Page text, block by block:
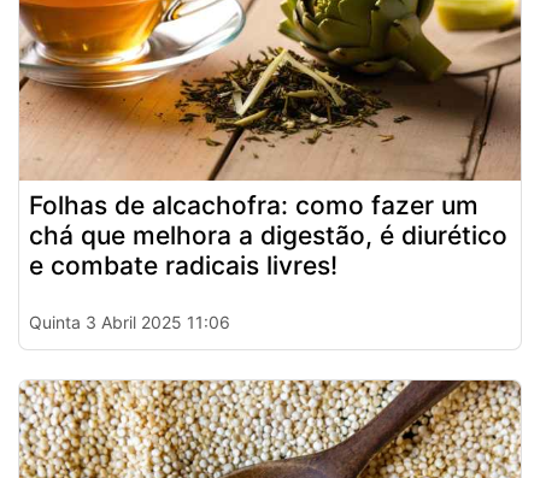
Folhas de alcachofra: como fazer um
chá que melhora a digestão, é diurético
e combate radicais livres!
Quinta 3 Abril 2025 11:06